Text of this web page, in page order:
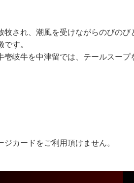
され、潮風を受けながらのびのび
す。
岐牛を中津留では、テールスー
カードをご利用頂けません。